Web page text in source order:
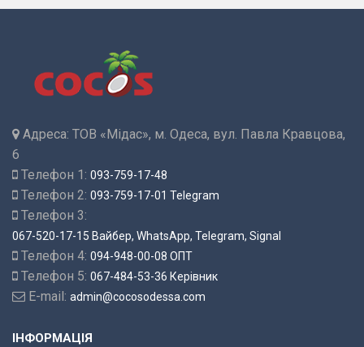
Адреса: ТОВ «Мідас», м. Одеса, вул. Павла Кравцова,
6
Телефон 1: 093-759-17-48
Телефон 2: 093-759-17-01 Telegram
Телефон 3:
067-520-17-15 Вайбер, WhatsApp, Telegram, Signal
Телефон 4: 094-948-00-08 ОПТ
Телефон 5: 067-484-53-36 Керівник
E-mail: admin@cocosodessa.com
ІНФОРМАЦІЯ